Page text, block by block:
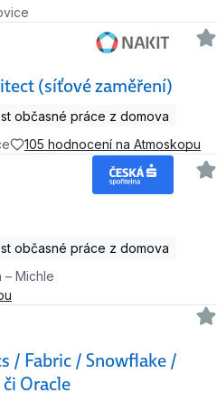
(síťové zaměření)
občasné práce z domova
105 hodnocení na Atmoskopu
občasné práce z domova
– Michle
/ Fabric / Snowflake /
Oracle